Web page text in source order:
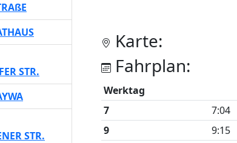
Karte:
Fahrplan:
Werktag
7
7:04
9
9:15
STR.
STR.